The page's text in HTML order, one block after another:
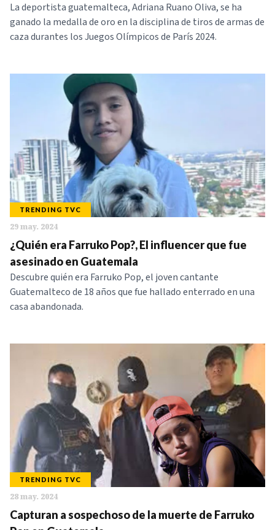
La deportista guatemalteca, Adriana Ruano Oliva, se ha
ganado la medalla de oro en la disciplina de tiros de armas de
caza durantes los Juegos Olímpicos de París 2024.
TRENDING TVC
29 may. 2024
¿Quién era Farruko Pop?, El influencer que fue
asesinado en Guatemala
Descubre quién era Farruko Pop, el joven cantante
Guatemalteco de 18 años que fue hallado enterrado en una
casa abandonada.
TRENDING TVC
28 may. 2024
Capturan a sospechoso de la muerte de Farruko